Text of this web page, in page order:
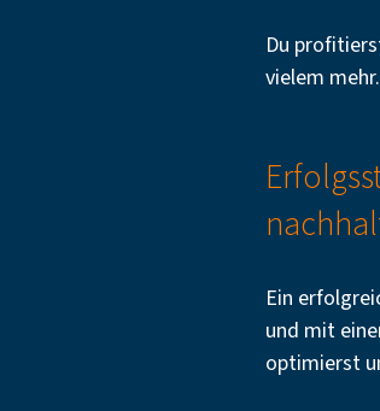
Du
vielem
Ein
und mit
optimierst